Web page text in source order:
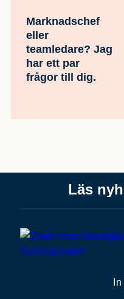
Marknadschef
eller
teamledare? Jag
har ett par
frågor till dig.
Läs
chansen! Det är jag
du läser får du knep,
me är alldeles